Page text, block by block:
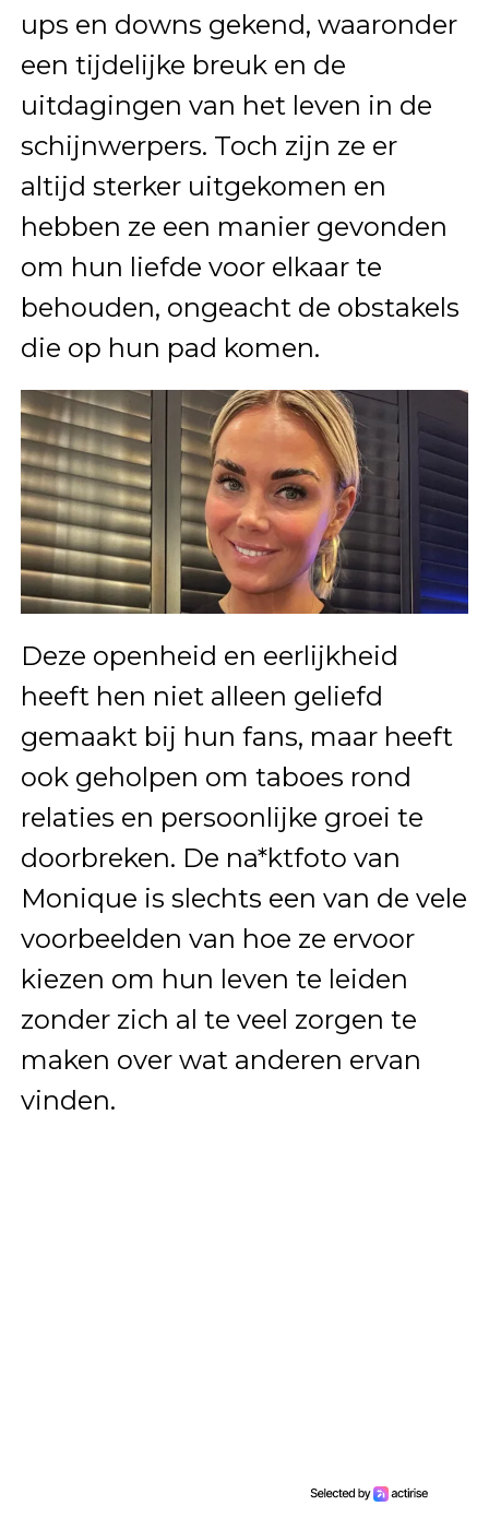
ups en downs gekend, waaronder
een tijdelijke breuk en de
uitdagingen van het leven in de
schijnwerpers. Toch zijn ze er
altijd sterker uitgekomen en
hebben ze een manier gevonden
om hun liefde voor elkaar te
behouden, ongeacht de obstakels
die op hun pad komen.
Deze openheid en eerlijkheid
heeft hen niet alleen geliefd
gemaakt bij hun fans, maar heeft
ook geholpen om taboes rond
relaties en persoonlijke groei te
doorbreken. De na*ktfoto van
Monique is slechts een van de vele
voorbeelden van hoe ze ervoor
kiezen om hun leven te leiden
zonder zich al te veel zorgen te
maken over wat anderen ervan
vinden.